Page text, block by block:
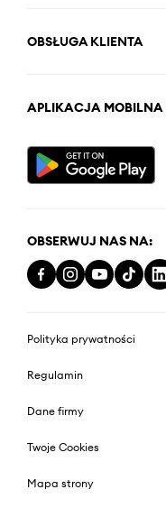
OBSŁUGA KLIENTA
APLIKACJA MOBILNA
OBSERWUJ NAS NA:
Polityka prywatności
Regulamin
Dane firmy
Twoje Cookies
Mapa strony